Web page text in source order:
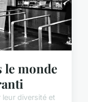
le monde
diversité et